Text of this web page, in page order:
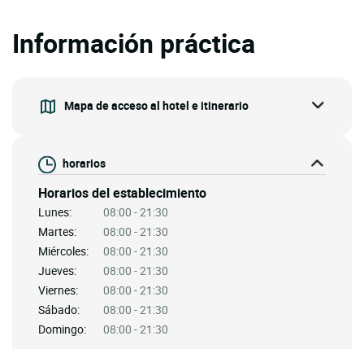
Información práctica
Mapa de acceso al hotel e itinerario
horarios
Horarios del establecimiento
Lunes:
08:00 - 21:30
Martes:
08:00 - 21:30
Miércoles:
08:00 - 21:30
Jueves:
08:00 - 21:30
Viernes:
08:00 - 21:30
Sábado:
08:00 - 21:30
Domingo:
08:00 - 21:30